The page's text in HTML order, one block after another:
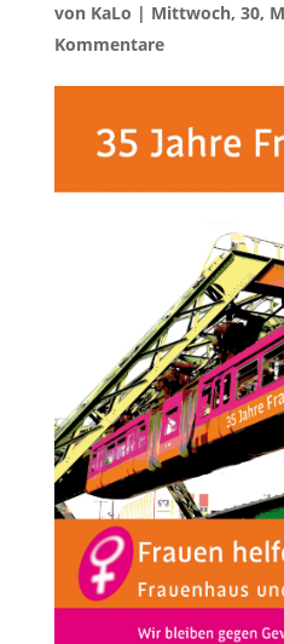
von KaLo | Mittwoch, 30,
Kommentare